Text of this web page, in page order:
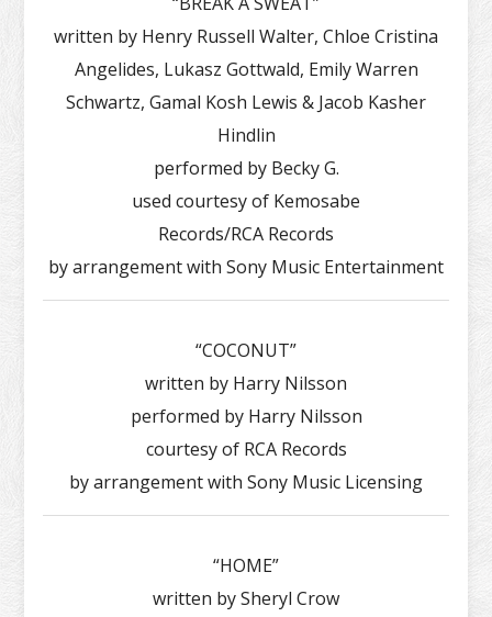
written by Henry Russell Walter, Chloe Cristina
Angelides, Lukasz Gottwald, Emily Warren
Schwartz, Gamal Kosh Lewis & Jacob Kasher
Hindlin
performed by Becky G.
used courtesy of Kemosabe
Records/RCA Records
by arrangement with Sony Music Entertainment
“COCONUT”
written by Harry Nilsson
performed by Harry Nilsson
courtesy of RCA Records
by arrangement with Sony Music Licensing
“HOME”
written by Sheryl Crow